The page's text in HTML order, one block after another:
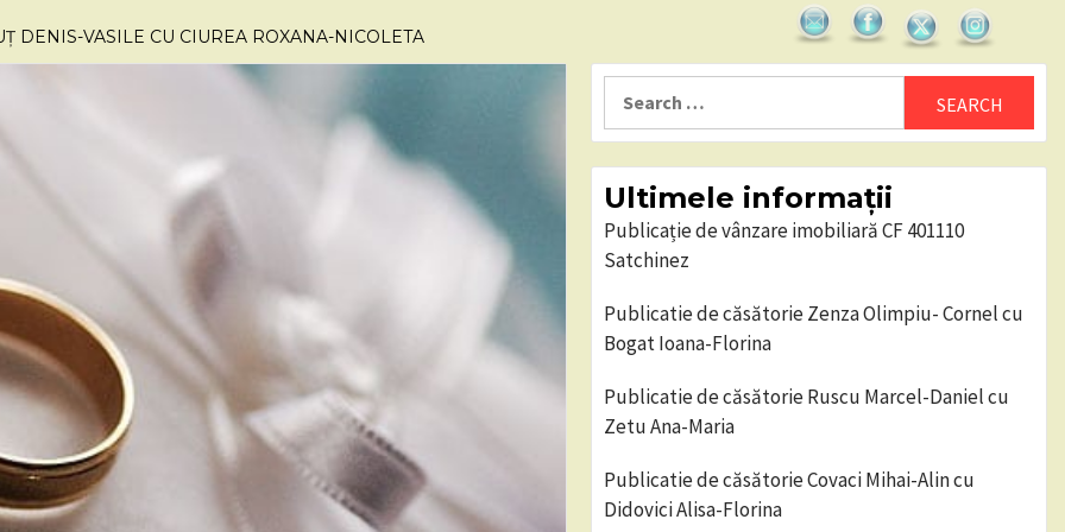
DENIS-VASILE CU CIUREA ROXANA-NICOLETA
Ultimele informații
Publicație de vânzare imobiliară CF 401110
Satchinez
Publicatie de căsătorie Zenza Olimpiu- Cornel cu
Bogat Ioana-Florina
Publicatie de căsătorie Ruscu Marcel-Daniel cu
Zetu Ana-Maria
Publicatie de căsătorie Covaci Mihai-Alin cu
Didovici Alisa-Florina